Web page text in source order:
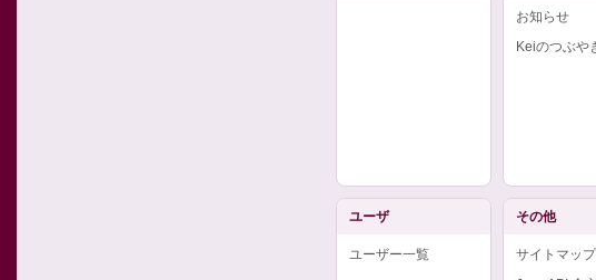
お知らせ
Keiのつぶや
ユーザ
ユーザー一覧
その他
サイトマップ